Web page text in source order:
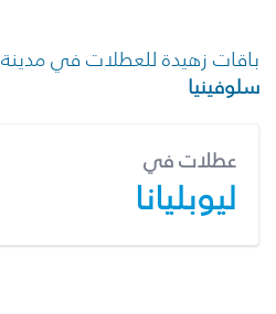
باقات زهيدة للعطلات في مدينة
سلوفينيا
عطلات في
ليوبليانا